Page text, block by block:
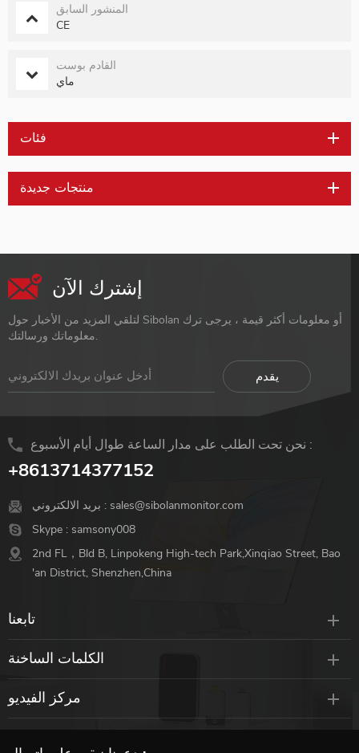
المنشور السابق
CE
القادم بوست
ماي
فئات
منتجات جديدة
إشترك الآن
لتلقي المزيد من الأخبار حول Sibolan أو معلومات أكثر قيمة ، يرجى ترك
معلوماتك ورسالتك.
نحن تحت الطلب على مدار الساعة طوال أيام الأسبوع :
+8613714377152
بريد الالكتروني : sales@sibolanmonitor.com
Skype : samsony008
2nd FL，Bld B, Linpokeng High-tech Park,Xinqiao Street, Bao
'an District, Shenzhen,China
تابعنا
الكلمات الساخنة
مركز الفيديو